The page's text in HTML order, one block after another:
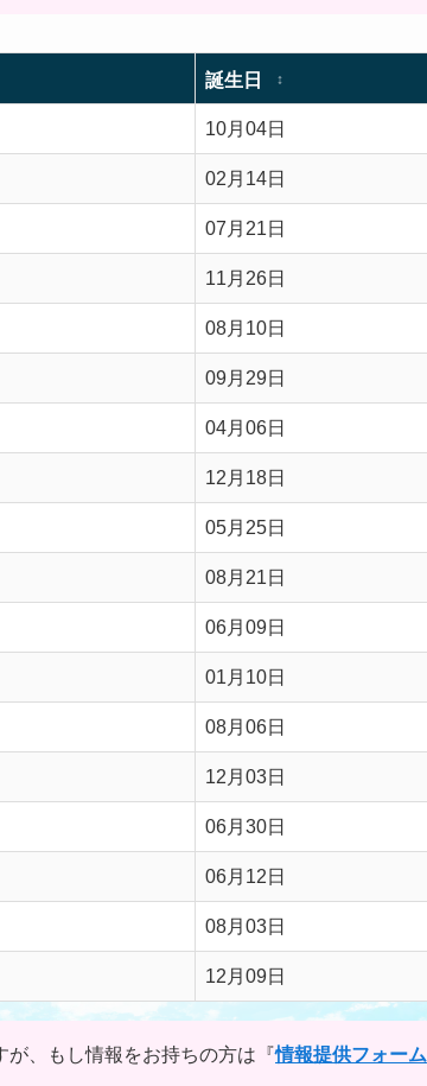
誕生日 ↕
10月04日
02月14日
07月21日
11月26日
08月10日
09月29日
04月06日
12月18日
05月25日
08月21日
06月09日
01月10日
08月06日
12月03日
06月30日
06月12日
08月03日
12月09日
が、もし情報をお持ちの方は『情報提供フォーム